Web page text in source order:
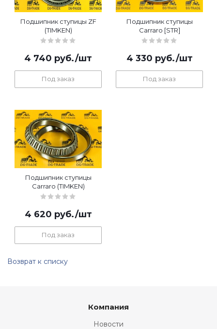
Подшипник ступицы ZF
(TIMKEN)
4 740 руб./шт
Под заказ
Подшипник ступицы
Carraro [STR]
4 330 руб./шт
Под заказ
Подшипник ступицы
Carraro (TIMKEN)
4 620 руб./шт
Под заказ
Возврат к списку
Компания
Новости